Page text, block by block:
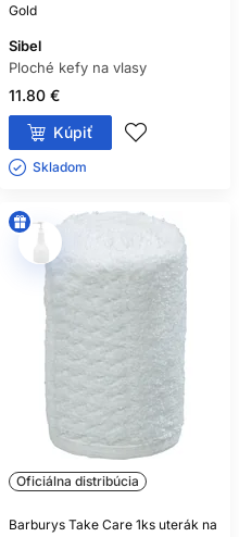
Gold
Sibel
Ploché kefy na vlasy
11.80 €
Kúpiť
Skladom ㅤ
Oficiálna distribúcia
Barburys Take Care 1ks uterák na